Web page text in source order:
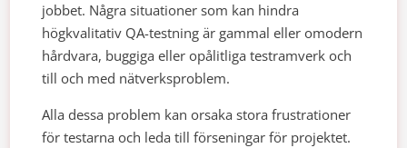
jobbet. Några situationer som kan hindra
högkvalitativ QA-testning är gammal eller omodern
hårdvara, buggiga eller opålitliga testramverk och
till och med nätverksproblem.
Alla dessa problem kan orsaka stora frustrationer
för testarna och leda till förseningar för projektet.